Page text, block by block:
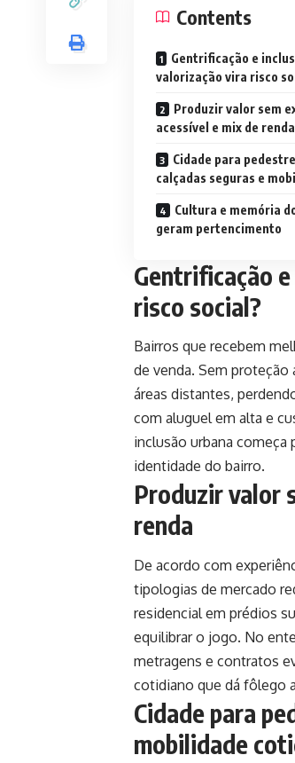
Contents
Gentrificação e
valorização vira risco
Produzir valor sem
acessível e mix de renda
Cidade para
calçadas seguras e
Cultura e memória
geram pertencimento
Gentrificação
risco social?
Bairros que recebem
de venda. Sem proteção
áreas distantes,
com aluguel em alta e
inclusão urbana começa
identidade do bairro.
Produzir valor
renda
De acordo com
tipologias de mercado
residencial em prédios
equilibrar o jogo. No
metragens e contratos
cotidiano que dá fôlego
Cidade para
mobilidade